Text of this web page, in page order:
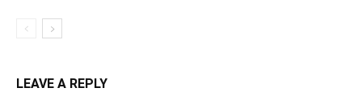
LEAVE A REPLY